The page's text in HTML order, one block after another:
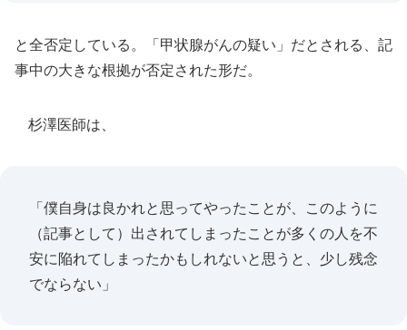
と全否定している。「甲状腺がんの疑い」だとされる、記
事中の大きな根拠が否定された形だ。
杉澤医師は、
「僕自身は良かれと思ってやったことが、このように
（記事として）出されてしまったことが多くの人を不
安に陥れてしまったかもしれないと思うと、少し残念
でならない」